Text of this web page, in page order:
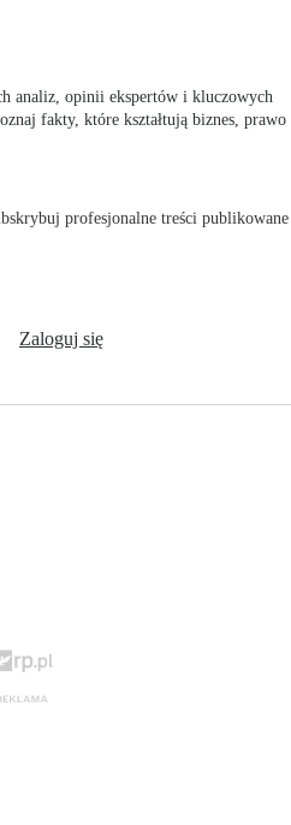
analiz, opinii ekspertów i kluczowych
fakty, które kształtują biznes, prawo
profesjonalne treści publikowane
Zaloguj się